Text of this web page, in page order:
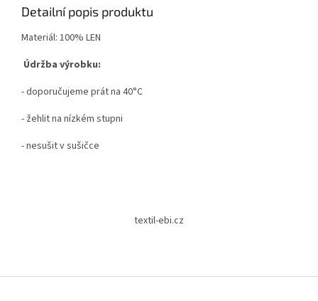
Detailní popis produktu
Materiál: 100% LEN
Údržba výrobku:
- doporučujeme prát na 40°C
- žehlit na nízkém stupni
- nesušit v sušičce
í
textil-ebi.cz